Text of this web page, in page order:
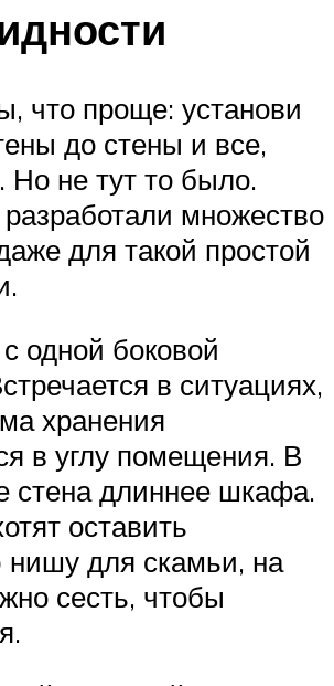
что проще: установи
до стены и все,
Но не тут то было.
множество
для такой простой
одной боковой
в ситуациях,
хранения
в углу помещения. В
стена длиннее шкафа.
оставить
для скамьи, на
сесть, чтобы